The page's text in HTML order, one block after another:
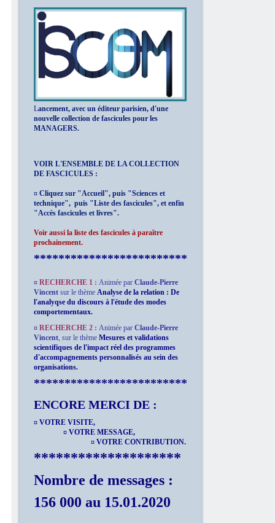
Lancement, avec un éditeur parisien, d'une
nouvelle collection de fascicules pour les
MANAGERS.
VOIR L'ENSEMBLE DE LA COLLECTION
DE FASCICULES :
¤ Cliquez sur "Accueil", puis "Sciences et
technique", puis "Liste des fascicules", et enfin
"Accès fascicules et livres".
Voir aussi la liste des fascicules à paraître
prochainement.
*************************
¤ RECHERCHE 1 : Animée par Claude-Pierre
Vincent sur le thème Analyse de la relation : De
l'analyqse du discours à l'étude des modes
comportementaux.
¤ RECHERCHE 2 : Animée par Claude-Pierre
Vincent sur le thème Mesures et validations
scientifiques de l'impact réel des programmes
d'accompagnements personnalisés au sein des
organisations.
*************************
ENCORE MERCI DE :
¤ VOTRE VISITE,
¤ VOTRE MESSAGE,
¤ VOTRE CONTRIBUTION.
********************
Nombre de messages :
156 000 au 15.01.2020